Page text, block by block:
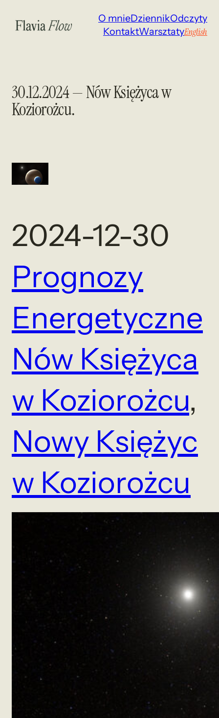
O mnieDziennikOdczyty
KontaktWarsztatyEnglish
30.12.2024 — Nów Księżyca w
Koziorożcu.
2024-12-30
Prognozy
Energetyczne
Nów Księżyca
w Koziorożcu
Nowy Księżyc
w Koziorożcu